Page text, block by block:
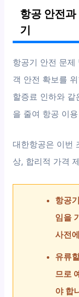
항공 안전
기
항공기 안전 문제
객 안전 확보를
할증료 인하와 같
을 줄여 항공 이
대한항공은 이번
상, 합리적 가격
항공
임을
사전
유류
므로
야 합